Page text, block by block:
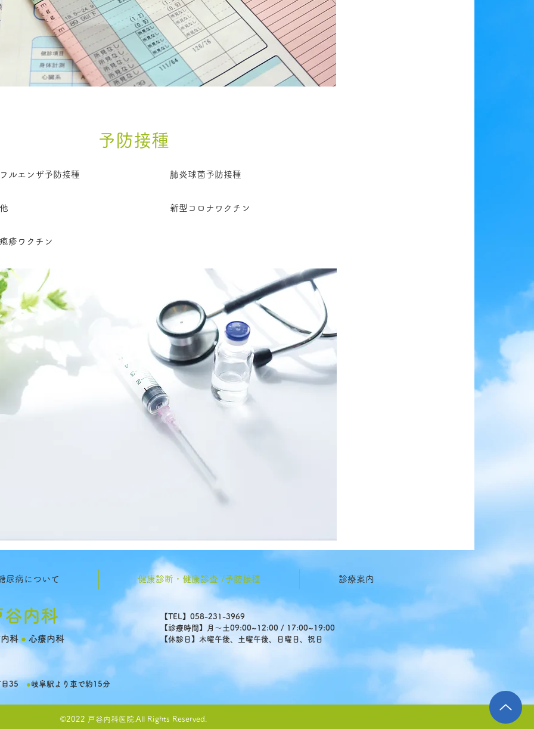
予防接種
ルエンザ予防接種
疹ワクチン
肺炎球菌予防接種
新型コロナワクチン
尿病について 健康診断・健康診査 /予防接種 診療案内
谷内科
科 ● 心療内科
【TEL】058-231-3969
【診療時間】月〜土09:00~12:00 / 17:00~19:00
【休診日】木曜午後、土曜午後、日曜日、祝日
目35 ●岐阜駅より車で約15分
©2022 戸谷内科医院.All Rights Reserved.